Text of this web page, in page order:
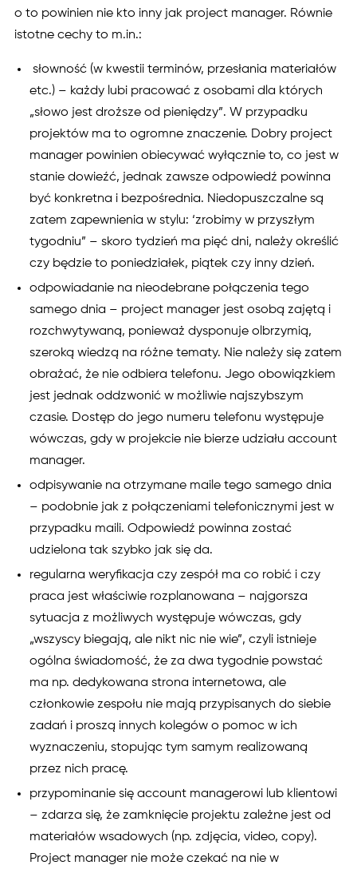
o to powinien nie kto inny jak project manager. Równie
istotne cechy to m.in.:
słowność (w kwestii terminów, przesłania materiałów
etc.) – każdy lubi pracować z osobami dla których
„słowo jest droższe od pieniędzy”. W przypadku
projektów ma to ogromne znaczenie. Dobry project
manager powinien obiecywać wyłącznie to, co jest w
stanie dowieźć, jednak zawsze odpowiedź powinna
być konkretna i bezpośrednia. Niedopuszczalne są
zatem zapewnienia w stylu: ‘zrobimy w przyszłym
tygodniu” – skoro tydzień ma pięć dni, należy określić
czy będzie to poniedziałek, piątek czy inny dzień.
odpowiadanie na nieodebrane połączenia tego
samego dnia – project manager jest osobą zajętą i
rozchwytywaną, ponieważ dysponuje olbrzymią,
szeroką wiedzą na różne tematy. Nie należy się zatem
obrażać, że nie odbiera telefonu. Jego obowiązkiem
jest jednak oddzwonić w możliwie najszybszym
czasie. Dostęp do jego numeru telefonu występuje
wówczas, gdy w projekcie nie bierze udziału account
manager.
odpisywanie na otrzymane maile tego samego dnia
– podobnie jak z połączeniami telefonicznymi jest w
przypadku maili. Odpowiedź powinna zostać
udzielona tak szybko jak się da.
regularna weryfikacja czy zespół ma co robić i czy
praca jest właściwie rozplanowana – najgorsza
sytuacja z możliwych występuje wówczas, gdy
„wszyscy biegają, ale nikt nic nie wie”, czyli istnieje
ogólna świadomość, że za dwa tygodnie powstać
ma np. dedykowana strona internetowa, ale
członkowie zespołu nie mają przypisanych do siebie
zadań i proszą innych kolegów o pomoc w ich
wyznaczeniu, stopując tym samym realizowaną
przez nich pracę.
przypominanie się account managerowi lub klientowi
– zdarza się, że zamknięcie projektu zależne jest od
materiałów wsadowych (np. zdjęcia, video, copy).
Project manager nie może czekać na nie w